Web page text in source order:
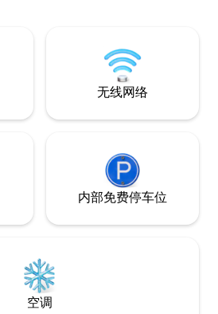
快。
叹的餐厅、博物馆
无线网络
内部免费停车位
空调